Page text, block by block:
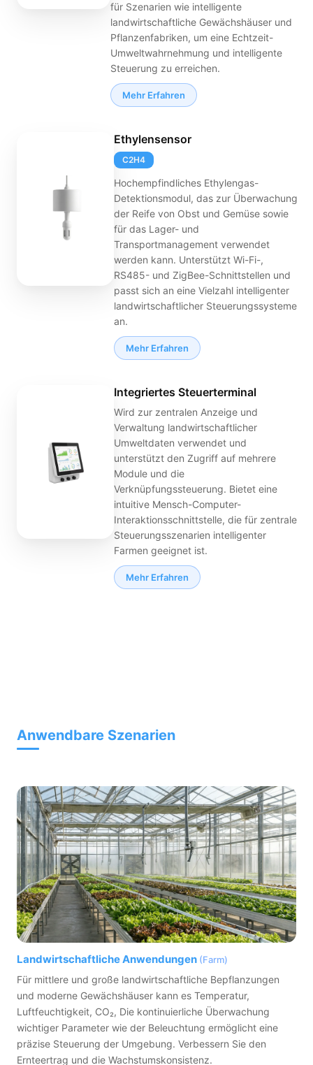
für Szenarien wie intelligente
landwirtschaftliche Gewächshäuser und
Pflanzenfabriken, um eine Echtzeit-
Umweltwahrnehmung und intelligente
Steuerung zu erreichen.
Mehr Erfahren
Ethylensensor
C2H4
Hochempfindliches Ethylengas-
Detektionsmodul, das zur Überwachung
der Reife von Obst und Gemüse sowie
für das Lager- und
Transportmanagement verwendet
werden kann. Unterstützt Wi-Fi-,
RS485- und ZigBee-Schnittstellen und
passt sich an eine Vielzahl intelligenter
landwirtschaftlicher Steuerungssysteme
an.
Mehr Erfahren
Integriertes Steuerterminal
Wird zur zentralen Anzeige und
Verwaltung landwirtschaftlicher
Umweltdaten verwendet und
unterstützt den Zugriff auf mehrere
Module und die
Verknüpfungssteuerung. Bietet eine
intuitive Mensch-Computer-
Interaktionsschnittstelle, die für zentrale
Steuerungsszenarien intelligenter
Farmen geeignet ist.
Mehr Erfahren
Anwendbare Szenarien
Landwirtschaftliche Anwendungen (Farm)
Für mittlere und große landwirtschaftliche Bepflanzungen
und moderne Gewächshäuser kann es Temperatur,
Luftfeuchtigkeit, CO₂, Die kontinuierliche Überwachung
wichtiger Parameter wie der Beleuchtung ermöglicht eine
präzise Steuerung der Umgebung. Verbessern Sie den
Ernteertrag und die Wachstumskonsistenz.